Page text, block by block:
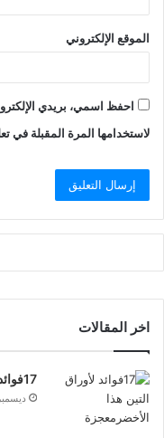
الموقع الإلكتروني
احفظ اسمي، بريدي
لاستخدامها المرة المقبلة في
اخر المقالات
17فوائد لأوراق التين هذا الأخضر معجزة
ديسمبر 14, 2021